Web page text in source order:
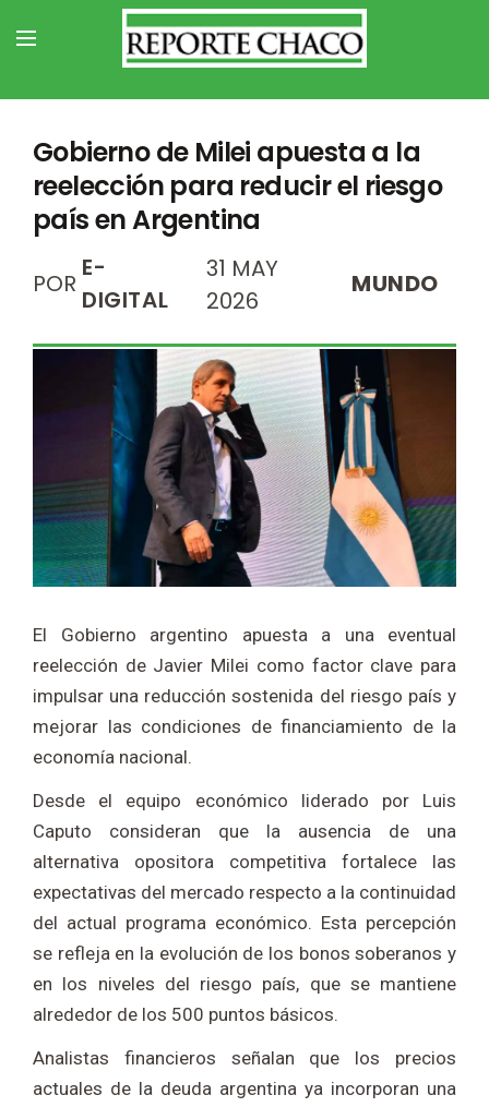
Gobierno de Milei apuesta a la
reelección para reducir el riesgo
país en Argentina
POR
E-
DIGITAL
31 MAY
2026
MUNDO
El Gobierno argentino apuesta a una eventual
reelección de Javier Milei como factor clave para
impulsar una reducción sostenida del riesgo país y
mejorar las condiciones de financiamiento de la
economía nacional.
Desde el equipo económico liderado por Luis
Caputo consideran que la ausencia de una
alternativa opositora competitiva fortalece las
expectativas del mercado respecto a la continuidad
del actual programa económico. Esta percepción
se refleja en la evolución de los bonos soberanos y
en los niveles del riesgo país, que se mantiene
alrededor de los 500 puntos básicos.
Analistas financieros señalan que los precios
actuales de la deuda argentina ya incorporan una